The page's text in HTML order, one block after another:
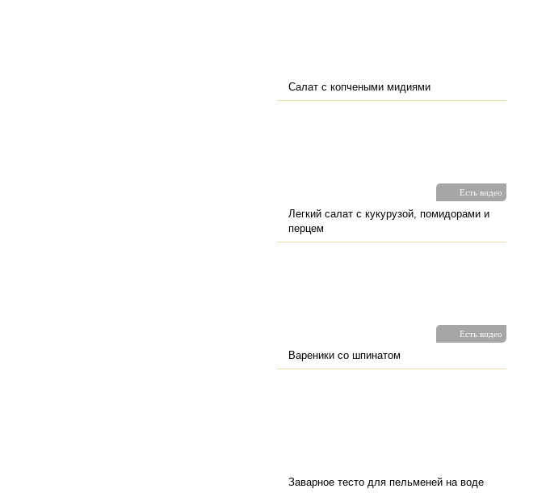
Салат с копчеными мидиями
Есть видео
Легкий салат с кукурузой, помидорами и
перцем
Есть видео
Вареники со шпинатом
Заварное тесто для пельменей на воде